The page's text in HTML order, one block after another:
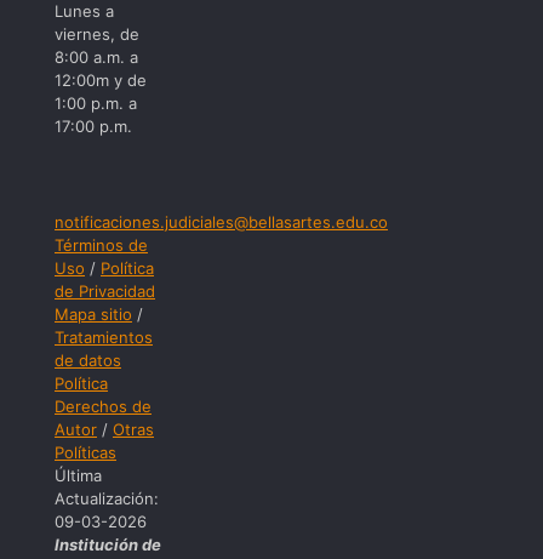
Lunes a
viernes, de
8:00 a.m. a
12:00m y de
1:00 p.m. a
17:00 p.m.
notificaciones.judiciales@bellasartes.edu.co
Términos de
Uso / Política
de Privacidad
Mapa sitio /
Tratamientos
de datos
Política
Derechos de
Autor / Otras
Políticas
Última
Actualización:
09-03-2026
Institución de